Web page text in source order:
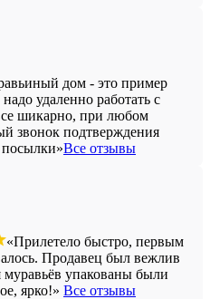
дом - это пример
удаленно работать с
шикарно, при любом
звонок подтверждения
посылки»Все отзывы
«Прилетело быстро, первым
Продавец был вежлив
упакованы были
ярко!» Все отзывы